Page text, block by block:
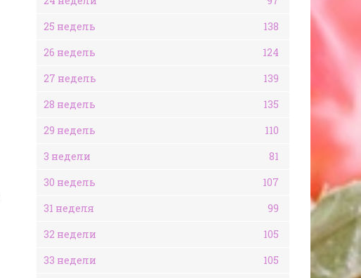
25 недель
138
26 недель
124
27 недель
139
28 недель
135
29 недель
110
3 недели
81
30 недель
107
31 неделя
99
32 недели
105
33 недели
105